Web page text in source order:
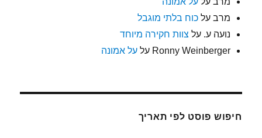
מרב עלכוח בלתי מוגבל
נועה ע. על צוות חקירה מיוחד
Ronny Weinberger עלעל אמונה
חיפוש פוסט לפי תאריך